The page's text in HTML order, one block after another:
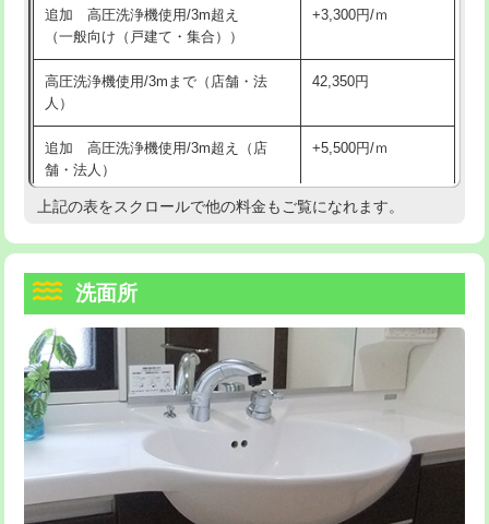
マス交換（深さ50㎝以上） 66,000円
コンクリート斫り（厚さ10㎝まで） 27,500円
コンクリート斫り（厚さ10㎝超え）
モルタル補修（厚さ10㎝まで）
モルタル補修（厚さ10㎝超え） 38,500円
洗面台設置 38,500円
追加人工
廃棄・処分 現場見積
※給水管工事は20mmまでの価格です。
持込商品取付（混合水栓） 16,500円
給水管工事※（ホール加工)
給水管工事※（バンド止め) 3,300円
給水管工事※（支持金具設置) 5,500円
給水管工事※（保温材使用（バンド止
め込み）)
5,500円
給水管工事※（土の掘削・埋め戻し作
業)
11,000円
給水管工事※（塩ビ管（VP・HI）使
用/3ｍまで)
33,000円
給水管工事※（塩ビ管（VP・HI）使
用（追加）/3ｍ超え)
給水管工事※（ライニング鋼管・銅
44,000円
追加 高圧洗浄機使用/3m超え
（一般向け（戸建て・集合））
+3,300円/ｍ
高圧洗浄機使用/3mまで（店舗・法
人）
42,350円
追加 高圧洗浄機使用/3m超え（店
舗・法人）
+5,500円/ｍ
高度高圧洗浄換 現地調査
トーラー機使用/3mまで
追加トーラー機使用/3m超え +3,300円
カメラ調査 33,000円
桝清掃
止水・漏水調査・防水処理・清掃・修
理・調整・分解・加工など（軽作業）
11,000円
上記の表をスクロールで他の料金もご覧になれます。
洗面所